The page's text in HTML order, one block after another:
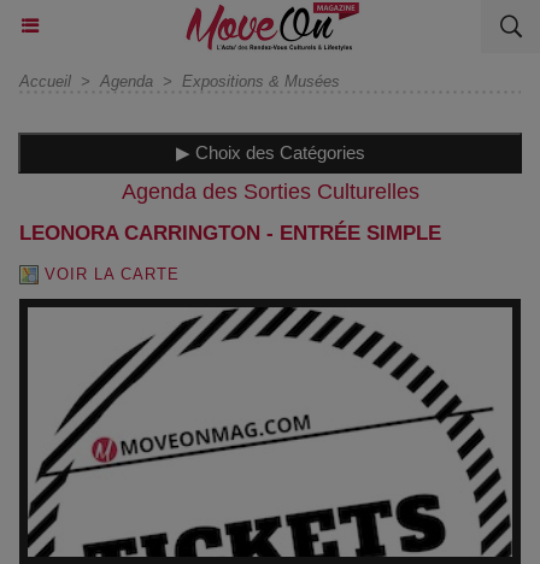
Accueil > Agenda > Expositions & Musées
▶ Choix des Catégories
Agenda des Sorties Culturelles
LEONORA CARRINGTON - ENTRÉE SIMPLE
VOIR LA CARTE